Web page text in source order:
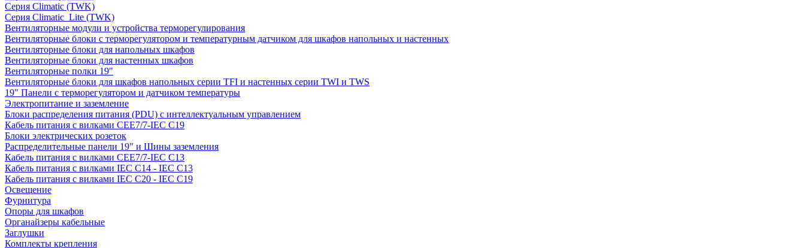
Серия Climatic (TWK)
Серия Climatic_Lite (TWK)
Вентиляторные модули и устройства терморегулирования
Вентиляторные блоки с терморегулятором и температурным датчиком для шкафов напольных и настенных
Вентиляторные блоки для напольных шкафов
Вентиляторные блоки для настенных шкафов
Вентиляторные полки 19"
Вентиляторные блоки для шкафов напольных серии TFI и настенных серии TWI и TWS
19" Панели с терморегулятором и датчиком температуры
Электропитание и заземление
Блоки распределения питания (PDU) с интеллектуальным управлением
Кабель питания с вилками CEE7/7-IEC C19
Блоки электрических розеток
Распределительные панели 19" и Шины заземления
Кабель питания с вилками CEE7/7-IEC C13
Кабель питания с вилками IEC C14 - IEC C13
Кабель питания с вилками IEC C20 - IEC C19
Освещение
Фурнитура
Опоры для шкафов
Органайзеры кабельные
Заглушки
Комплекты крепления